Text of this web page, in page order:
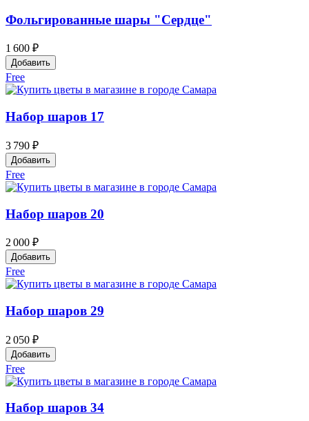
Фольгированные шары "Сердце"
1 600 ₽
Добавить
Free
Набор шаров 17
3 790 ₽
Добавить
Free
Набор шаров 20
2 000 ₽
Добавить
Free
Набор шаров 29
2 050 ₽
Добавить
Free
Набор шаров 34